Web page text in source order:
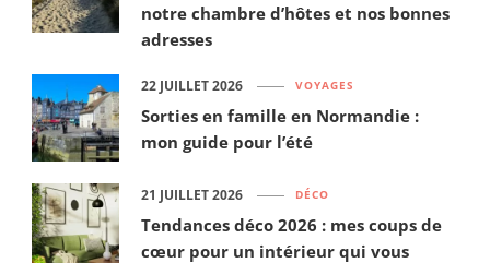
notre chambre d’hôtes et nos bonnes
adresses
VOYAGES
Sorties en famille en Normandie :
mon guide pour l’été
22 JUILLET 2026
DÉCO
Tendances déco 2026 : mes coups de
cœur pour un intérieur qui vous
21 JUILLET 2026